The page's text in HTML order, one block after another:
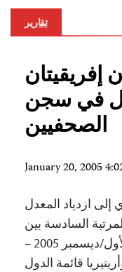
تقارير
إفريقيتان
في سجن
الصحفيين
January 20, 2005
إلى ازدياد المعدل
السادسة بين
الدول نيويورك، 13 كانون الأول/ديسمبر 2005 –
قائمة الدول